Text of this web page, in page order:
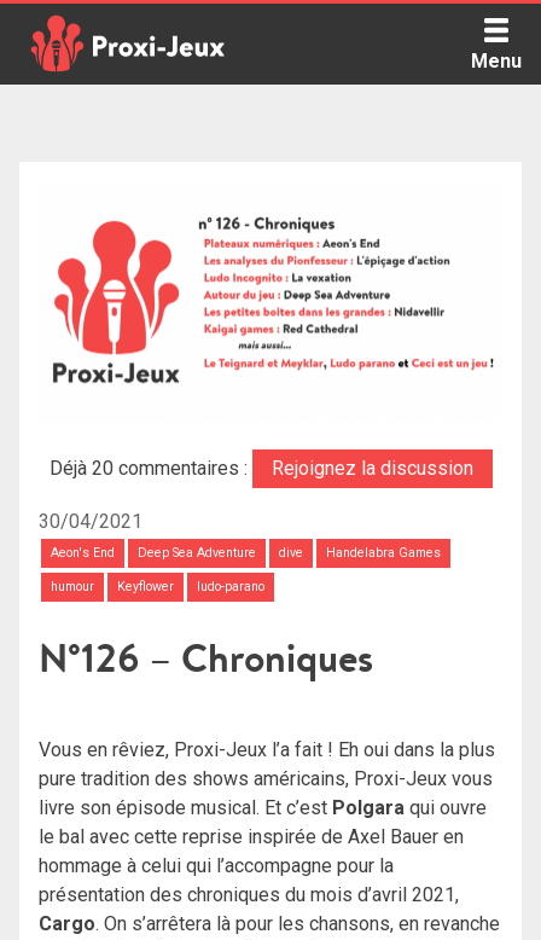
content
Menu
Déjà 20 commentaires : Rejoignez la discussion
30/04/2021
Aeon's End Deep Sea Adventure dive Handelabra Games
humour Keyflower ludo-parano
N°126 – Chroniques
Vous en rêviez, Proxi-Jeux l’a fait ! Eh oui dans la plus
pure tradition des shows américains, Proxi-Jeux vous
livre son épisode musical. Et c’est Polgara qui ouvre
le bal avec cette reprise inspirée de Axel Bauer en
hommage à celui qui l’accompagne pour la
présentation des chroniques du mois d’avril 2021,
Cargo. On s’arrêtera là pour les chansons, en revanche